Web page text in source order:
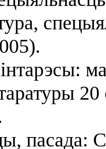
пасада: